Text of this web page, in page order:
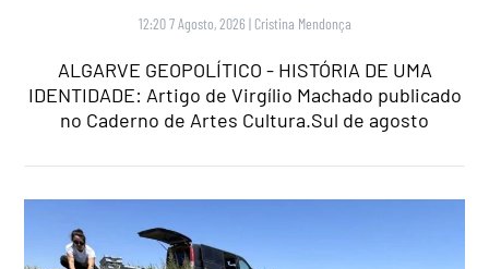
12:20 7 Agosto, 2026 | Cristina Mendonça
ALGARVE GEOPOLÍTICO - HISTÓRIA DE UMA
IDENTIDADE: Artigo de Virgílio Machado publicado
no Caderno de Artes Cultura.Sul de agosto